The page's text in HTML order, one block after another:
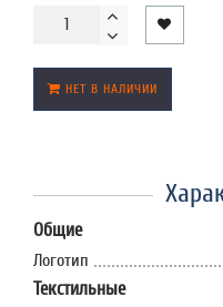
НЕТ В НАЛИЧИИ
Общие
Логотип
Текстильные